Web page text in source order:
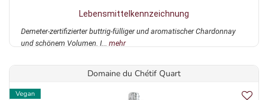
Lebensmittelkennzeichnung
Demeter-zertifizierter buttrig-fülliger und aromatischer Chardonnay
und schönem Volumen. I... mehr
Domaine du Chétif Quart
Vegan